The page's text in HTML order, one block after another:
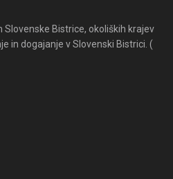
Bistrice, okoliških krajev
in dogajanje v Slovenski Bistrici. (